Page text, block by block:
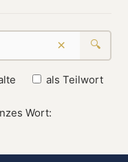
× 🔍
als Teilwort
Wort: